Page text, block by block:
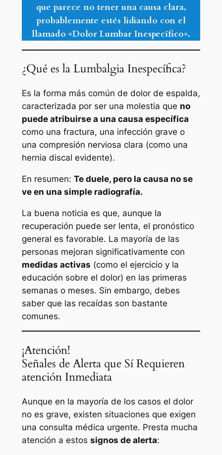
que parece no tener una causa clara,
probablemente estés lidiando con el
llamado «Dolor Lumbar Inespecífico».
¿Qué es la Lumbalgia Inespecífica?
Es la forma más común de dolor de espalda,
caracterizada por ser una molestia que no
puede atribuirse a una causa específica
como una fractura, una infección grave o
una compresión nerviosa clara (como una
hernia discal evidente).
En resumen: Te duele, pero la causa no se
ve en una simple radiografía.
La buena noticia es que, aunque la
recuperación puede ser lenta, el pronóstico
general es favorable. La mayoría de las
personas mejoran significativamente con
medidas activas (como el ejercicio y la
educación sobre el dolor) en las primeras
semanas o meses. Sin embargo, debes
saber que las recaídas son bastante
comunes.
¡Atención!
Señales de Alerta que Sí Requieren
atención Inmediata
Aunque en la mayoría de los casos el dolor
no es grave, existen situaciones que exigen
una consulta médica urgente. Presta mucha
atención a estos signos de alerta: